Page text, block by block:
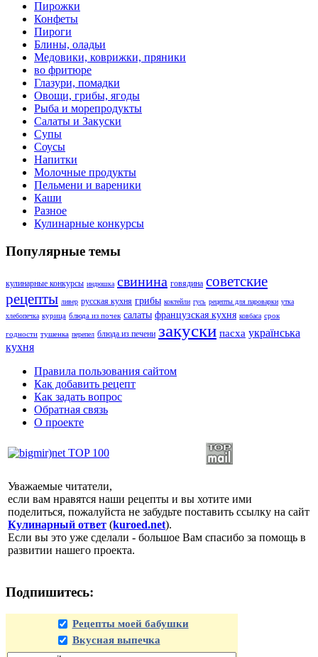
Пирожки
Конфеты
Пироги
Блины, оладьи
Медовики, коврижки, пряники
во фритюре
Глазури, помадки
Овощи, грибы, ягоды
Рыба и морепродукты
Салаты и Закуски
Супы
Соусы
Напитки
Молочные продукты
Пельмени и вареники
Каши
Разное
Кулинарные конкурсы
Популярные темы
кулинарные конкурсы индюшка свинина говядина советские
рецепты ливер русская кухня грибы коктейли гусь рецепты для пароварки утка
хлебопечка курица блюда из почек салаты французская кухня ковбаса срок
годности тушенка перепел блюда из печени закуски пасха українська
кухня
Правила пользования сайтом
Как добавить рецепт
Как задать вопрос
Обратная связь
О проекте
Уважаемые читатели,
если вам нравятся наши рецепты и вы хотите ими
поделиться, пожалуйста не забудьте поставить ссылку на сайт
Кулинарный ответ (kuroed.net).
Если вы это уже сделали - большое Вам спасибо за помощь в
развитии нашего проекта.
Подпишитесь:
Рецепты моей бабушки
Вкусная выпечка